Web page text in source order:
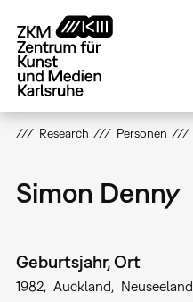
zum
Inhalt
Research Personen
Simon Denny
Geburtsjahr, Ort
1982 Auckland Neuseeland